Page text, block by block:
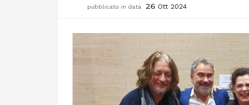
pubblicato in data 26 Ott 2024